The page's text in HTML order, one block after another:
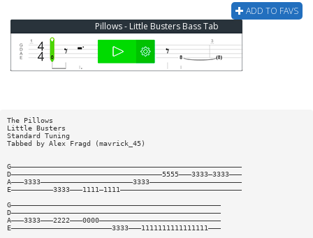
ADD TO FAVS
Pillows - Little Busters Bass Tab
The Pillows
Little Busters
Standard Tuning
Tabbed by Alex Fragd (mavrick_45)
G———————————————————————————————————————————————————————
D————————————————————————————————————5555———3333—3333———
A———3333——————————————————————3333——————————————————————
E——————————3333———1111—1111—————————————————————————————
G——————————————————————————————————————————————————
D——————————————————————————————————————————————————
A———3333———2222———0000—————————————————————————————
E————————————————————————3333———1111111111111111———